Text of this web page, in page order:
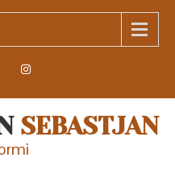
SEBASTJAN